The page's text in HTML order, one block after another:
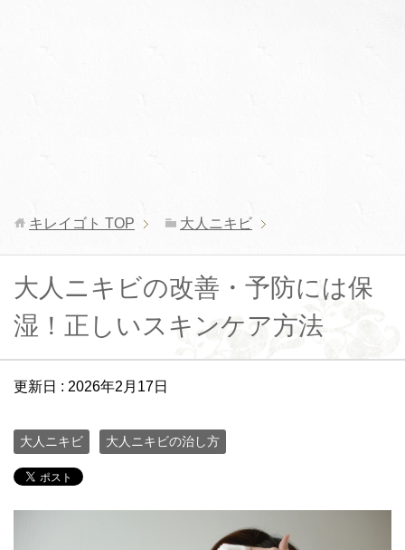
キレイゴト TOP 大人ニキビ
大人ニキビの改善・予防には保
湿！正しいスキンケア方法
更新日 : 2026年2月17日
大人ニキビ 大人ニキビの治し方